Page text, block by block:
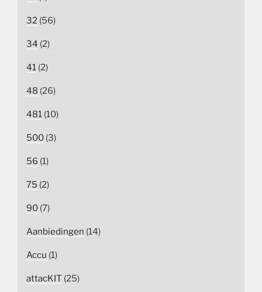
32 (56)
34 (2)
41 (2)
48 (26)
481 (10)
500 (3)
56 (1)
75 (2)
90 (7)
Aanbiedingen (14)
Accu (1)
attacKIT (25)